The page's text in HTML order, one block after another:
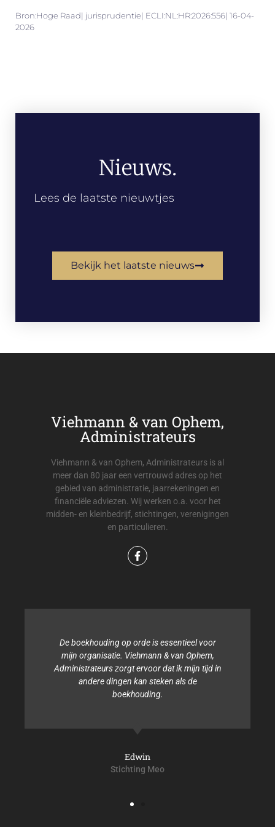
Bron:Hoge Raad| jurisprudentie| ECLI:NL:HR:2026:556| 16-04-
2026
Nieuws.
Lees de laatste nieuwtjes
Bekijk het laatste nieuws
Viehmann & van Ophem,
Administrateurs
Viehmann & van Ophem, Administrateurs is al
meer dan 80 jaar een vertrouwd adres op het
gebied van administratie, jaarrekeningen en
financiële adviezen. Wij werken o.a. voor het
midden- en kleinbedrijf, stichtingen, verenigingen
en particulieren.
De boekhouding op orde is essentieel voor
mijn organisatie. Viehmann & van Ophem,
Administrateurs zorgt ervoor dat ik mijn tijd in
andere dingen kan steken als de
boekhouding.
Edwin
Stichting Meo